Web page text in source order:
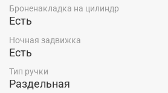
Броненакладка на цилиндр
Есть
Ночная задвижка
Есть
Тип ручки
Раздельная